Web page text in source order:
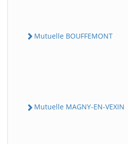
Mutuelle BOUFFEMONT
Mutuelle MAGNY-EN-VEXIN